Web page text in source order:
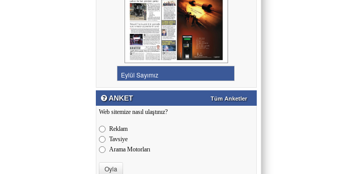
ANKET Tüm Anketler
Web sitemize nasıl ulaştınız?
Reklam
Tavsiye
Arama Motorları